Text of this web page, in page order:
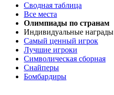
Сводная таблица
Все места
Олимпиады по странам
Индивидуальные награды
Самый ценный игрок
Лучшие игроки
Символическая сборная
Снайперы
Бомбардиры